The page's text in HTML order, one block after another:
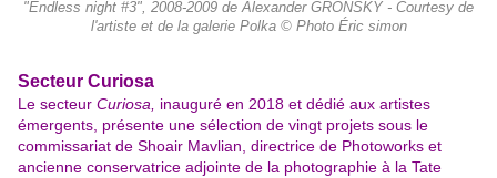
"Endless night #3", 2008-2009 de Alexander GRONSKY - Courtesy de
l'artiste et de la galerie Polka © Photo Éric simon
Secteur Curiosa
Le secteur Curiosa,
inauguré en 2018 et dédié aux artistes
émergents, présente une sélection de vingt projets sous le
commissariat de Shoair Mavlian, directrice de Photoworks et
ancienne conservatrice adjointe de la photographie à la Tate